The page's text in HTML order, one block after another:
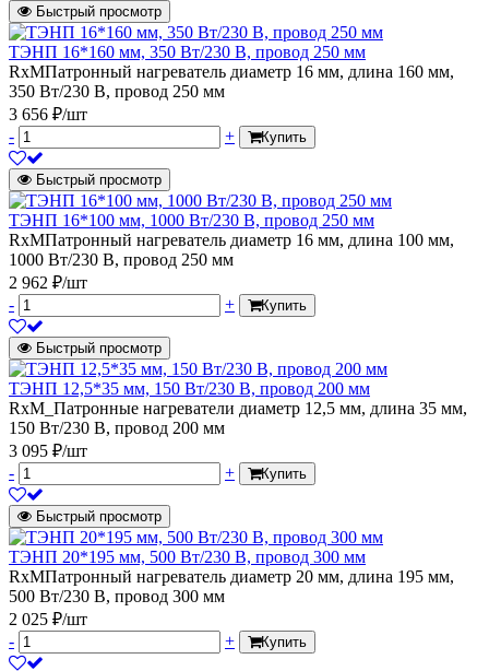
Быстрый просмотр
ТЭНП 16*160 мм, 350 Вт/230 В, провод 250 мм
RxMПатронный нагреватель диаметр 16 мм, длина 160 мм,
350 Вт/230 В, провод 250 мм
3 656 ₽/шт
-
+ Купить
Быстрый просмотр
ТЭНП 16*100 мм, 1000 Вт/230 В, провод 250 мм
RxMПатронный нагреватель диаметр 16 мм, длина 100 мм,
1000 Вт/230 В, провод 250 мм
2 962 ₽/шт
-
+ Купить
Быстрый просмотр
ТЭНП 12,5*35 мм, 150 Вт/230 В, провод 200 мм
RxM_Патронные нагреватели диаметр 12,5 мм, длина 35 мм,
150 Вт/230 В, провод 200 мм
3 095 ₽/шт
-
+ Купить
Быстрый просмотр
ТЭНП 20*195 мм, 500 Вт/230 В, провод 300 мм
RxMПатронный нагреватель диаметр 20 мм, длина 195 мм,
500 Вт/230 В, провод 300 мм
2 025 ₽/шт
-
+ Купить